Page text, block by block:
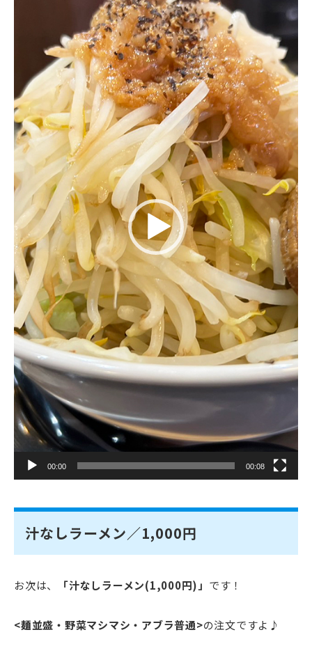
00:00 00:08
汁なしラーメン／1,000円
お次は、 「汁なしラーメン(1,000円)」 です！
<麺並盛・野菜マシマシ・アブラ普通>の注文ですよ♪